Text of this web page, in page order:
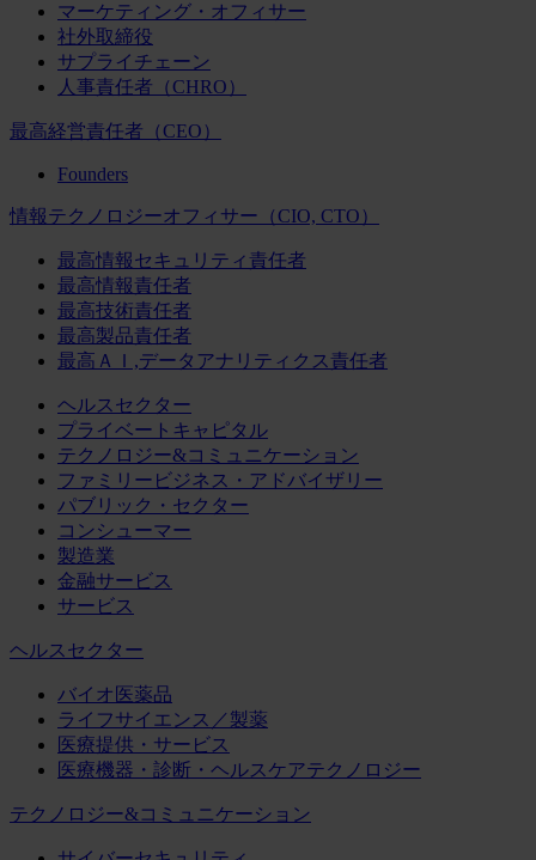
マーケティング・オフィサー
社外取締役
サプライチェーン
人事責任者（CHRO）
最高経営責任者（CEO）
Founders
情報テクノロジーオフィサー（CIO, CTO）
最高情報セキュリティ責任者
最高情報責任者
最高技術責任者
最高製品責任者
最高ＡＩ,データアナリティクス責任者
ヘルスセクター
プライベートキャピタル
テクノロジー&コミュニケーション
ファミリービジネス・アドバイザリー
パブリック・セクター
コンシューマー
製造業
金融サービス
サービス
ヘルスセクター
バイオ医薬品
ライフサイエンス／製薬
医療提供・サービス
医療機器・診断・ヘルスケアテクノロジー
テクノロジー&コミュニケーション